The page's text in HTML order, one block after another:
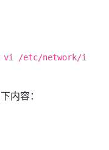
vi /etc/network/i
内容：